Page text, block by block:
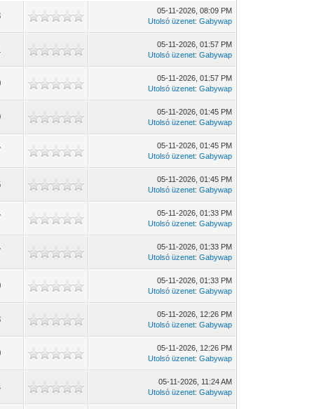
05-11-2026, 08:09 PM
Utolsó üzenet:Gabywap
05-11-2026, 01:57 PM
Utolsó üzenet:Gabywap
05-11-2026, 01:57 PM
Utolsó üzenet:Gabywap
05-11-2026, 01:45 PM
Utolsó üzenet:Gabywap
05-11-2026, 01:45 PM
Utolsó üzenet:Gabywap
05-11-2026, 01:45 PM
Utolsó üzenet:Gabywap
05-11-2026, 01:33 PM
Utolsó üzenet:Gabywap
05-11-2026, 01:33 PM
Utolsó üzenet:Gabywap
05-11-2026, 01:33 PM
Utolsó üzenet:Gabywap
05-11-2026, 12:26 PM
Utolsó üzenet:Gabywap
05-11-2026, 12:26 PM
Utolsó üzenet:Gabywap
05-11-2026, 11:24 AM
Utolsó üzenet:Gabywap